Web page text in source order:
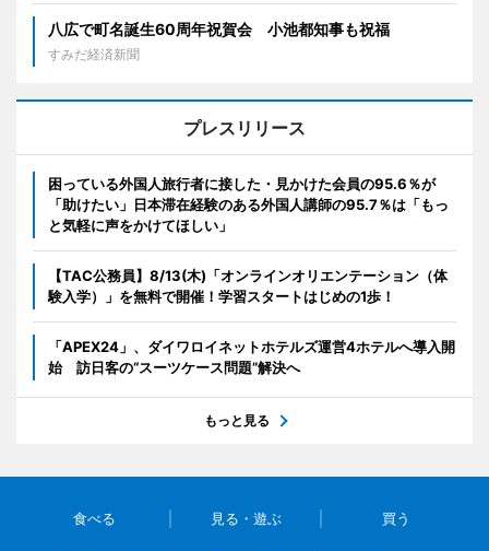
八広で町名誕生60周年祝賀会 小池都知事も祝福
すみだ経済新聞
プレスリリース
困っている外国人旅行者に接した・見かけた会員の95.6％が
「助けたい」日本滞在経験のある外国人講師の95.7％は「もっ
と気軽に声をかけてほしい」
【TAC公務員】8/13(木)「オンラインオリエンテーション（体
験入学）」を無料で開催！学習スタートはじめの1歩！
「APEX24」、ダイワロイネットホテルズ運営4ホテルへ導入開
始 訪日客の“スーツケース問題”解決へ
もっと見る
食べる 見る・遊ぶ 買う